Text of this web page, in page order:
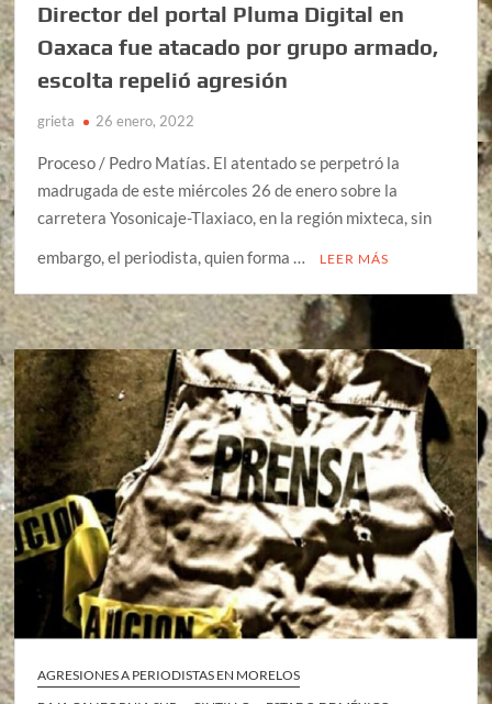
Director del portal Pluma Digital en
Oaxaca fue atacado por grupo armado,
escolta repelió agresión
grieta 26 enero, 2022
Proceso / Pedro Matías. El atentado se perpetró la
madrugada de este miércoles 26 de enero sobre la
carretera Yosonicaje-Tlaxiaco, en la región mixteca, sin
embargo, el periodista, quien forma …
LEER MÁS
AGRESIONES A PERIODISTAS EN MORELOS